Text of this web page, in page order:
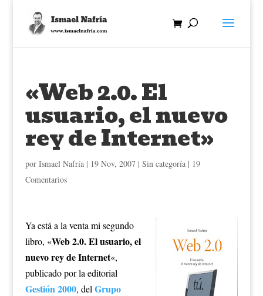
«Web 2.0. El
usuario, el nuevo
rey de Internet»
por Ismael Nafría| 19 Nov, 2007| Sin categoría | 19
Comentarios
Ya está a la venta mi segundo
libro, «Web 2.0. El usuario, el
nuevo rey de Internet«,
publicado por la editorial
Gestión 2000, del Grupo